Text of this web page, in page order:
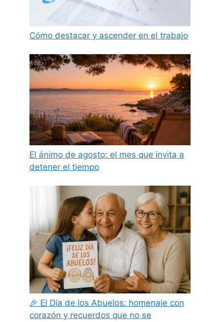
Cómo destacar y ascender en el trabajo
El ánimo de agosto: el mes que invita a
detener el tiempo
🎉 El Día de los Abuelos: homenaje con
corazón y recuerdos que no se